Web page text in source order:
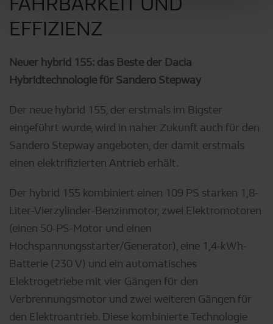
EFFIZIENZ
Neuer hybrid 155: das Beste der Dacia
Hybridtechnologie für Sandero Stepway
Der neue hybrid 155, der erstmals im Bigster
eingeführt wurde, wird in naher Zukunft auch für den
Sandero Stepway angeboten, der damit erstmals
einen elektrifizierten Antrieb erhält.
Der hybrid 155 kombiniert einen 109 PS starken 1,8-
Liter-Vierzylinder-Benzinmotor, zwei Elektromotoren
(einen 50-PS-Motor und einen
Hochspannungsstarter/Generator), eine 1,4-kWh-
Batterie (230 V) und ein automatisches
Elektrogetriebe mit vier Gängen für den
Verbrennungsmotor und zwei weiteren Gängen für
den Elektroantrieb. Diese kombinierte Technologie